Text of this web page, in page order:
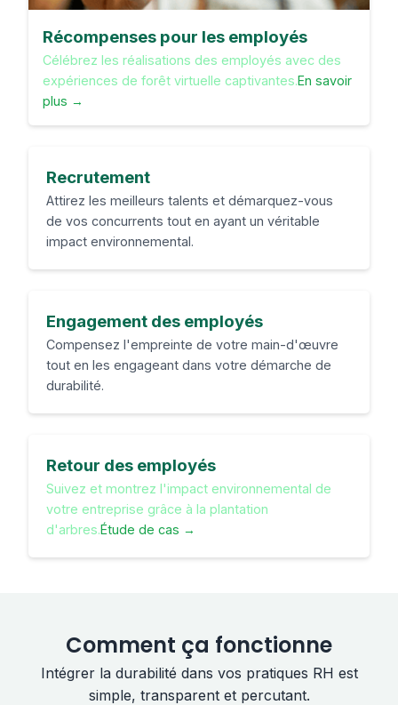
Récompenses pour les employés
Célébrez les réalisations des employés avec des
expériences de forêt virtuelle captivantes.En savoir
plus →
Recrutement
Attirez les meilleurs talents et démarquez-vous
de vos concurrents tout en ayant un véritable
impact environnemental.
Engagement des employés
Compensez l'empreinte de votre main-d'œuvre
tout en les engageant dans votre démarche de
durabilité.
Retour des employés
Suivez et montrez l'impact environnemental de
votre entreprise grâce à la plantation
d'arbres.Étude de cas →
Comment ça fonctionne
Intégrer la durabilité dans vos pratiques RH est
simple, transparent et percutant.